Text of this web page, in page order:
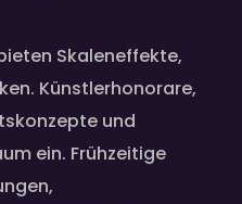
Skaleneffekte,
Künstlerhonorare,
und
ein. Frühzeitige